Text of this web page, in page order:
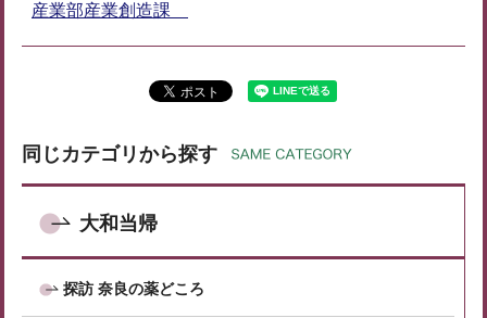
産業部産業創造課
同じカテゴリから探す
大和当帰
探訪 奈良の薬どころ